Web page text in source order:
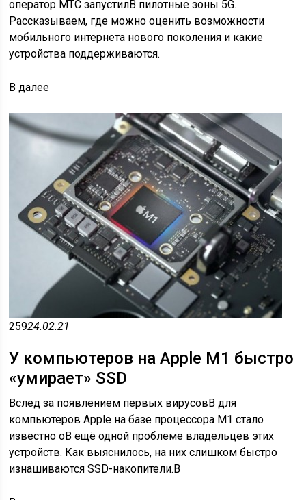
оператор МТС запустилВ пилотные зоны 5G.
Рассказываем, где можно оценить возможности
мобильного интернета нового поколения и какие
устройства поддерживаются.
Вдалее
25924.02.21
У компьютеров на Apple M1 быстро
«умирает» SSD
Вслед за появлением первых вирусовВ для
компьютеров Apple на базе процессора M1 стало
известно оВ ещё одной проблеме владельцев этих
устройств. Как выяснилось, на них слишком быстро
изнашиваются SSD-накопители.В